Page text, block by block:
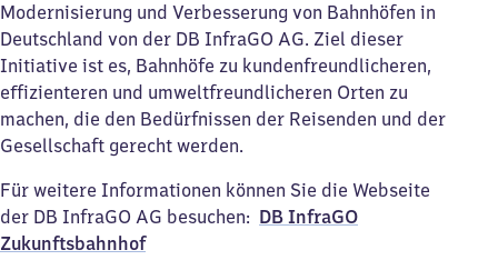
Modernisierung und Verbesserung von Bahnhöfen in
Deutschland von der DB InfraGO AG. Ziel dieser
Initiative ist es, Bahnhöfe zu kundenfreundlicheren,
effizienteren und umweltfreundlicheren Orten zu
machen, die den Bedürfnissen der Reisenden und der
Gesellschaft gerecht werden.
Für weitere Informationen können Sie die Webseite
der DB InfraGO AG besuchen: DB InfraGO
Zukunftsbahnhof​